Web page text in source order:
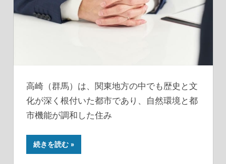
高崎（群馬）は、関東地方の中でも歴史と文
化が深く根付いた都市であり、自然環境と都
市機能が調和した住み
続きを読む